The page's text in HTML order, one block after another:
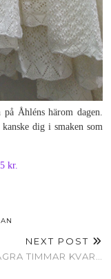
Åhléns härom dagen.
dig i smaken som
kr.
NEXT POST
TIMMAR KVAR…